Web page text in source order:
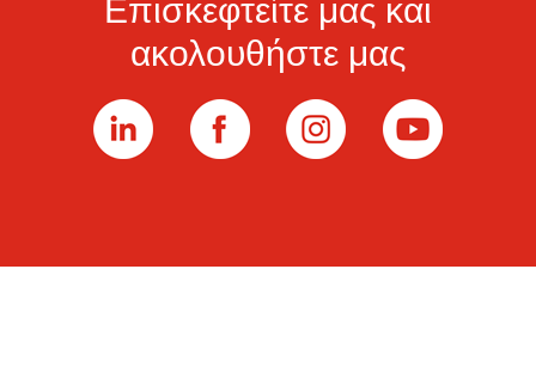
Επισκεφτείτε μας και
ακολουθήστε μας